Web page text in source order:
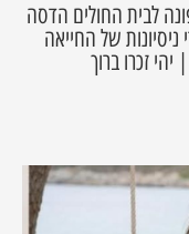
לבית החולים הדסה
של החייאה
זכרו ברוך